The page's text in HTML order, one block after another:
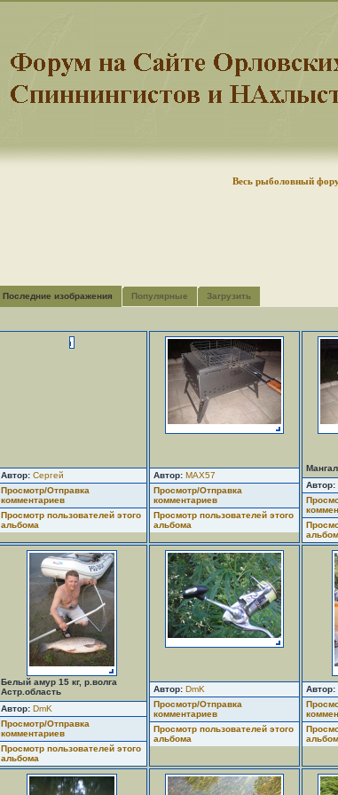
Весь рыболовный
Последние изображения Популярные Загрузить
Автор: Сергей
Просмотр/Отправка
комментариев
Просмотр пользователей этого
альбома
Автор: MAX57
Просмотр/Отправка
комментариев
Просмотр пользователей этого
альбома
Автор:
Белый амур 15 кг, р.волга
Астр.область
Автор: DmK
Просмотр/Отправка
комментариев
Просмотр пользователей этого
альбома
Автор: DmK
Просмотр/Отправка
комментариев
Просмотр пользователей этого
альбома
Автор: